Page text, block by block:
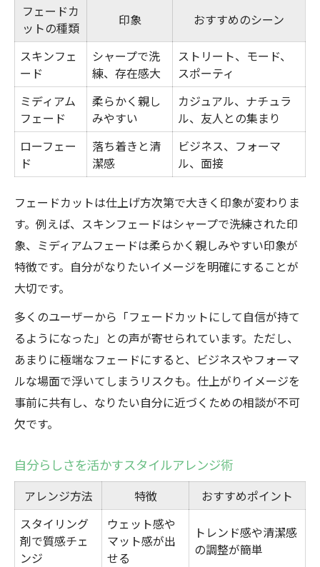
フェードカ
ットの種類
印象 おすすめのシーン
スキンフェ
ード
シャープで洗
練、存在感大
ストリート、モード、
スポーティ
ミディアム
フェード
柔らかく親し
みやすい
カジュアル、ナチュラ
ル、友人との集まり
ローフェー
ド
落ち着きと清
潔感
ビジネス、フォーマ
ル、面接
フェードカットは仕上げ方次第で大きく印象が変わりま
す。例えば、スキンフェードはシャープで洗練された印
象、ミディアムフェードは柔らかく親しみやすい印象が
特徴です。自分がなりたいイメージを明確にすることが
大切です。
多くのユーザーから「フェードカットにして自信が持て
るようになった」との声が寄せられています。ただし、
あまりに極端なフェードにすると、ビジネスやフォーマ
ルな場面で浮いてしまうリスクも。仕上がりイメージを
事前に共有し、なりたい自分に近づくための相談が不可
欠です。
自分らしさを活かすスタイルアレンジ術
アレンジ方法 特徴
おすすめポイント
スタイリング
剤で質感チェ
ンジ
ウェット感や
マット感が出
せる
トレンド感や清潔感
の調整が簡単